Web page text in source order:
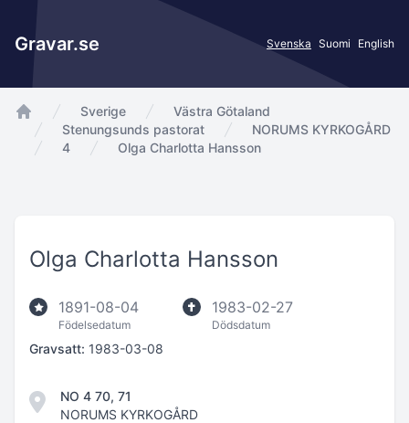
Gravar.se Svenska Suomi English
app.Start
Sverige
Västra Götaland
Stenungsunds pastorat
NORUMS KYRKOGÅRD
4
Olga Charlotta Hansson
Olga Charlotta Hansson
1891-08-04
Födelsedatum
1983-02-27
Dödsdatum
Gravsatt: 1983-03-08
NO 4 70, 71
NORUMS KYRKOGÅRD